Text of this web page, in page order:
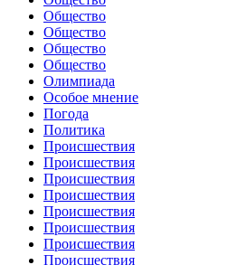
Общество
Общество
Общество
Общество
Олимпиада
Особое мнение
Погода
Политика
Происшествия
Происшествия
Происшествия
Происшествия
Происшествия
Происшествия
Происшествия
Происшествия